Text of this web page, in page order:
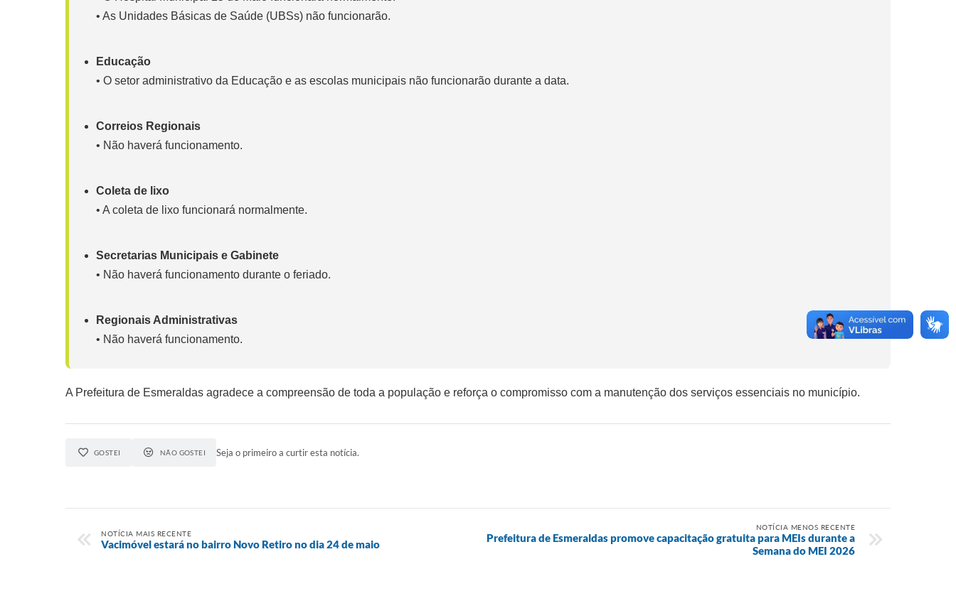
• As Unidades Básicas de Saúde (UBSs) não funcionarão.
Educação
• O setor administrativo da Educação e as escolas municipais não funcionarão durante a data.
Correios Regionais
• Não haverá funcionamento.
Coleta de lixo
• A coleta de lixo funcionará normalmente.
Secretarias Municipais e Gabinete
• Não haverá funcionamento durante o feriado.
Regionais Administrativas
• Não haverá funcionamento.
A Prefeitura de Esmeraldas agradece a compreensão de toda a população e reforça o compromisso com a manutenção dos serviços essenciais no município.
GOSTEI NÃO GOSTEI Seja o primeiro a curtir esta notícia.
NOTÍCIA MAIS RECENTE
Vacimóvel estará no bairro Novo Retiro no dia 24 de maio
NOTÍCIA MENOS RECENTE
Prefeitura de Esmeraldas promove capacitação gratuita para MEIs durante a
Semana do MEI 2026